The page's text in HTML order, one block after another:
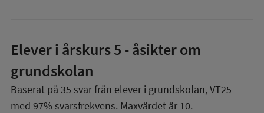
Elever i årskurs 5 - åsikter om
grundskolan
Baserat på 35 svar från elever i grundskolan,VT25
med 97% svarsfrekvens. Maxvärdet är 10.